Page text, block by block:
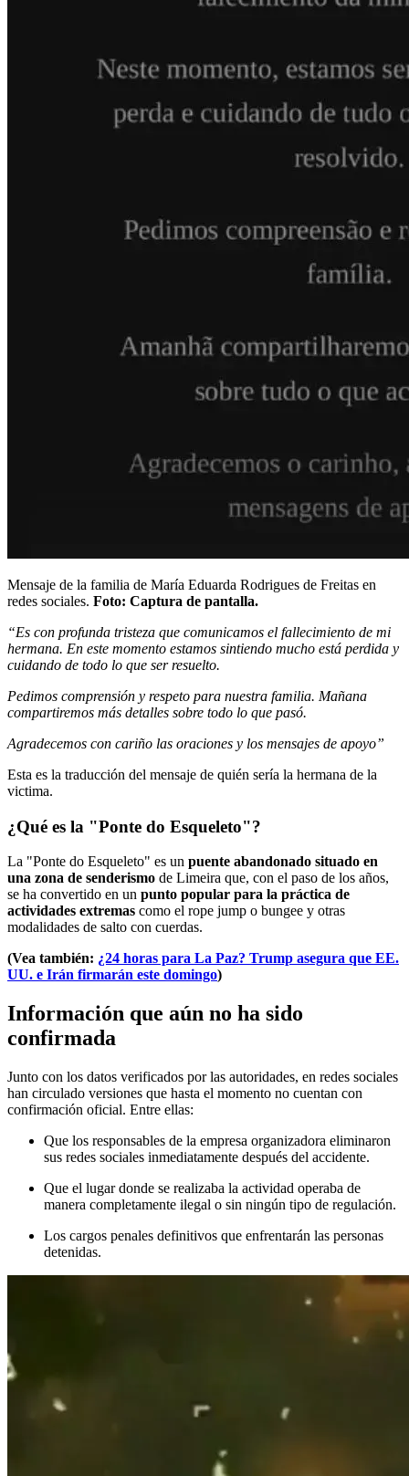
Mensaje de la familia de María Eduarda Rodrigues de Freitas en
redes sociales. Foto: Captura de pantalla.
“Es con profunda tristeza que comunicamos el fallecimiento de mi
hermana. En este momento estamos sintiendo mucho está perdida y
cuidando de todo lo que ser resuelto.
Pedimos comprensión y respeto para nuestra familia. Mañana
compartiremos más detalles sobre todo lo que pasó.
Agradecemos con cariño las oraciones y los mensajes de apoyo”
Esta es la traducción del mensaje de quién sería la hermana de la
victima.
¿Qué es la "Ponte do Esqueleto"?
La "Ponte do Esqueleto" es un puente abandonado situado en
una zona de senderismo de Limeira que, con el paso de los años,
se ha convertido en un punto popular para la práctica de
actividades extremas como el rope jump o bungee y otras
modalidades de salto con cuerdas.
(Vea también: ¿24 horas para La Paz? Trump asegura que EE.
UU. e Irán firmarán este domingo)
Información que aún no ha sido
confirmada
Junto con los datos verificados por las autoridades, en redes sociales
han circulado versiones que hasta el momento no cuentan con
confirmación oficial. Entre ellas:
Que los responsables de la empresa organizadora eliminaron
sus redes sociales inmediatamente después del accidente.
Que el lugar donde se realizaba la actividad operaba de
manera completamente ilegal o sin ningún tipo de regulación.
Los cargos penales definitivos que enfrentarán las personas
detenidas.